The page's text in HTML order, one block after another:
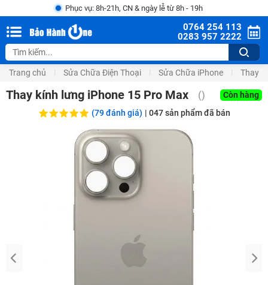
Phục vụ: 8h-21h, CN & ngày lễ từ 8h - 19h
0764 254 113
0283 957 2222
Trang chủ Sửa Chữa Điện Thoại Sửa Chữa iPhone Thay
Thay kính lưng iPhone 15 Pro Max ()
Còn hàng
(79 đánh giá) | 047sản phẩm đã bán